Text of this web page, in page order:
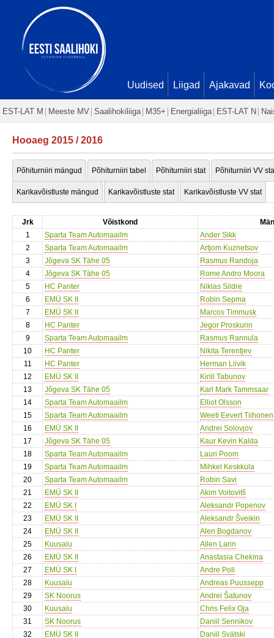
Uudised Liigad Ajakavad
EST-LAT M Meeste MV Saalihokiliiga M35+ Energialiiga EST-LAT N
Hooaeg 2015 / 2016
Põhiturniiri mängud Põhiturniiri tabel Põhiturniiri stat Põhiturniiri VV
Karikavõistluste mängud Karikavõistluste stat Karikavõistluste VV stat
Jrk Võistkond
1
Sparta Team Automaailm
Ander Sikk
2
Sparta Team Automaailm
Artjom Kuznetsov
3
Jõgeva SK Tähe 05
Rasmus Randoja
4
Jõgeva SK Tähe 05
Rome Andro Moora
5
HC Panter
Niklas Sildre
6
EMÜ SK II
Robin Sepma
7
EMÜ SK II
Marcos Timmusk
8
HC Panter
Jegor Proskurin
9
Sparta Team Automaailm
Rasmus Rannula
10
HC Panter
Nikita Terentjev
11
HC Panter
Herman Liivik
12
EMÜ SK II
Kirill Tabunov
13
Jõgeva SK Tähe 05
Karl Mark Tammsaar
14
Sparta Team Automaailm
Elliot Olsson
15
Sparta Team Automaailm
Weeti Eevert Tiihonen
16
EMÜ SK II
Andrei Solovjov
17
Jõgeva SK Tähe 05
Kaur Kevin Kalda
18
Sparta Team Automaailm
Lauri Poom
19
Sparta Team Automaailm
Mihkel Keskküla
20
Sparta Team Automaailm
Robin Savi
21
EMÜ SK II
Akim Voitovitš
22
EMÜ SK I
Aleksandr Popenov
23
EMÜ SK II
Aleksandr Šveikin
24
EMÜ SK II
Alen Bogdanov
25
Kuusalu
Allen Larin
26
EMÜ SK II
Anastasia Chekina
27
EMÜ SK I
Andre Poll
28
Kuusalu
Andreas Puussepp
29
SK Noorus
Andrei Šatunov
30
Kuusalu
Chris Felix Oja
31
SK Noorus
Daniil Sennikov
32
EMÜ SK II
Daniil Svätski